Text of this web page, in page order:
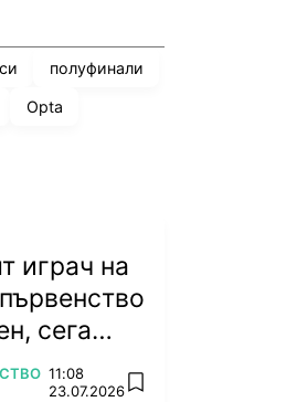
полуфинали
Opta
играч на
сега
11:08
23.07.2026 add favorites